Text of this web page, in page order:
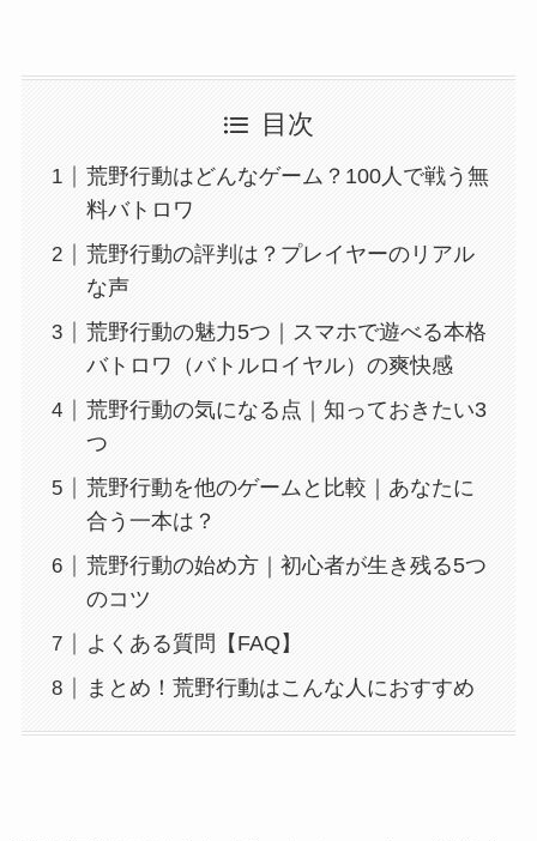
目次
荒野行動はどんなゲーム？100人で戦う無
料バトロワ
荒野行動の評判は？プレイヤーのリアル
な声
荒野行動の魅力5つ｜スマホで遊べる本格
バトロワ（バトルロイヤル）の爽快感
荒野行動の気になる点｜知っておきたい3
つ
荒野行動を他のゲームと比較｜あなたに
合う一本は？
荒野行動の始め方｜初心者が生き残る5つ
のコツ
よくある質問【FAQ】
まとめ！荒野行動はこんな人におすすめ